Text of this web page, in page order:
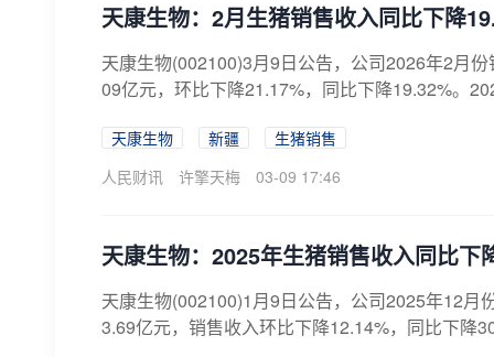
天康生物：2月生猪销售收入同比下降
天康生物(002100)3月9日公告，公司2026年2月
09亿元，环比下降21.17%，同比下降19.32%。
天康生物 新疆
生猪销售
人民财讯
许擎天梅 03-09 17:46
天康生物：2025年生猪销售收入同比下
天康生物(002100)1月9日公告，公司2025年12月
3.69亿元，销售收入环比下降12.14%，同比下降